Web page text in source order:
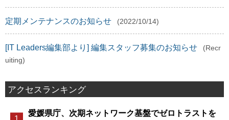
定期メンテナンスのお知らせ (2022/10/14)
[IT Leaders編集部より] 編集スタッフ募集のお知らせ
(Recr
uiting)
アクセスランキング
愛媛県庁、次期ネットワーク基盤でゼロトラストを